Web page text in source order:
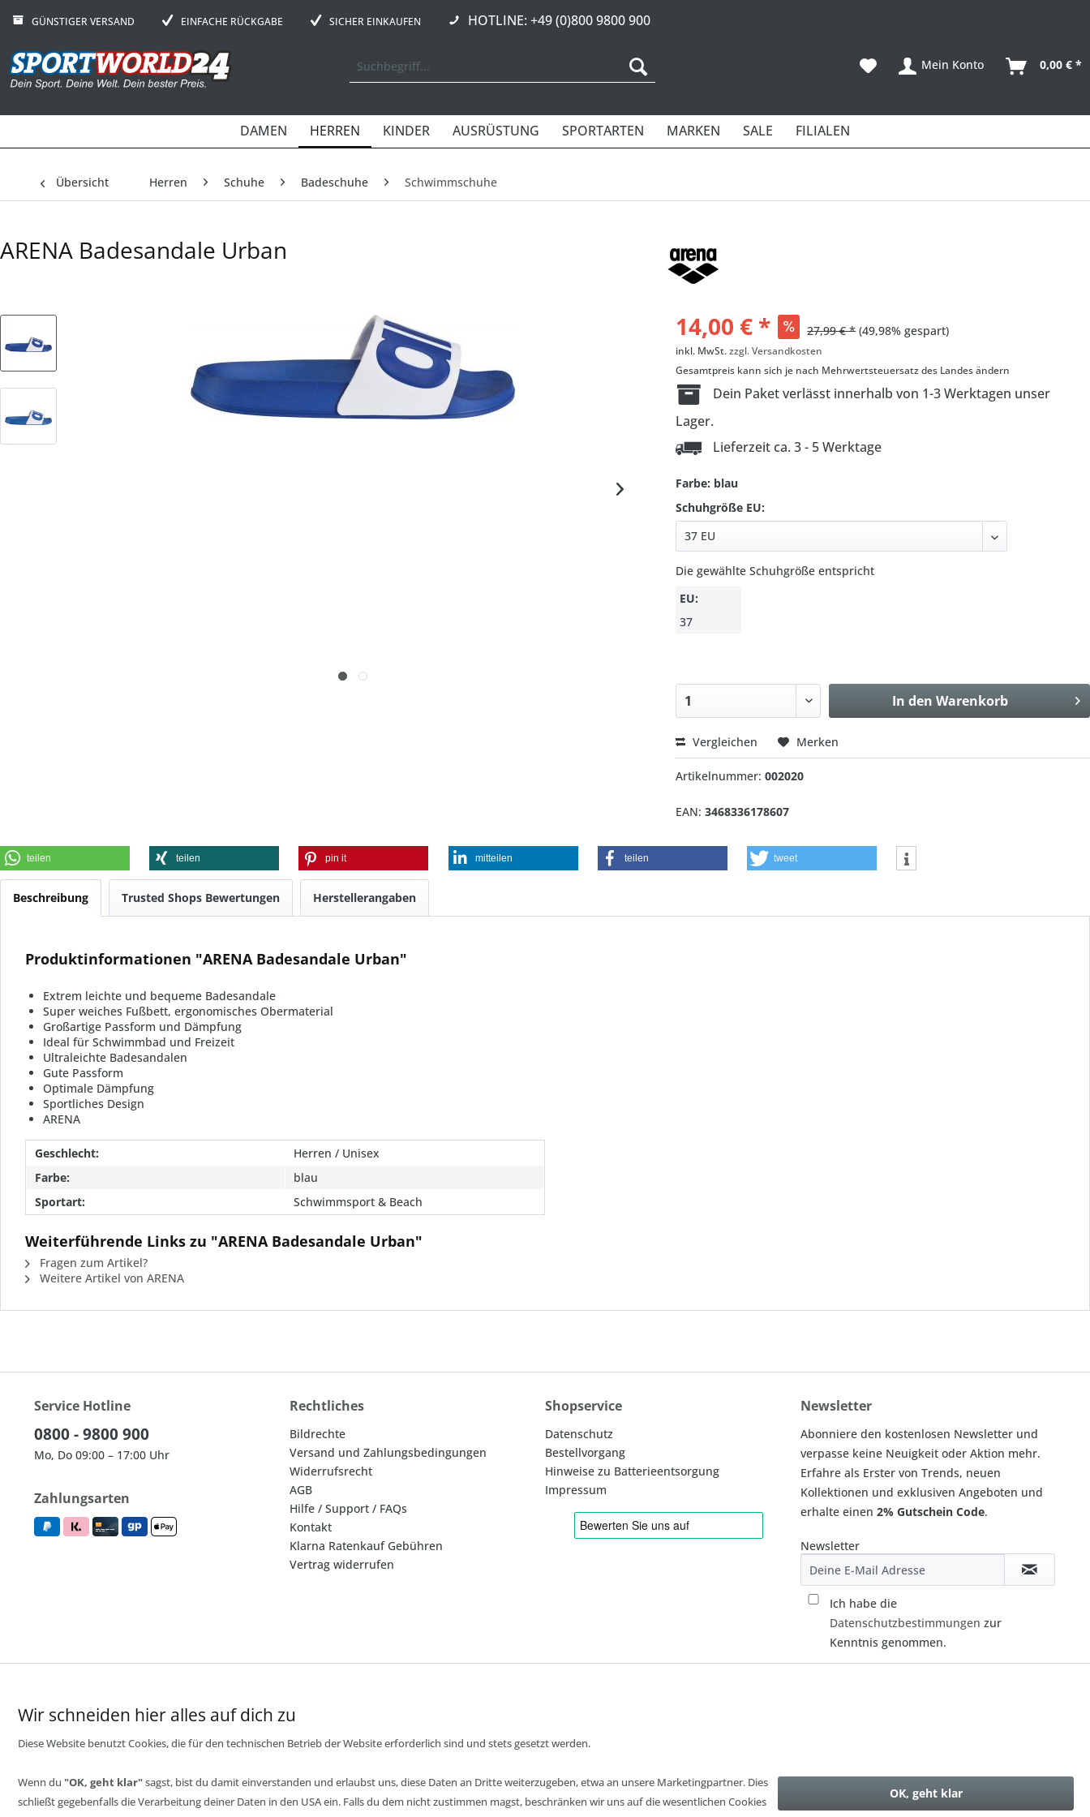
GÜNSTIGER VERSAND EINFACHE RÜCKGABE SICHER EINKAUFEN HOTLINE: +49 (0)800 9800 900
Mein Konto 0,00 € *
DAMEN HERREN KINDER AUSRÜSTUNG SPORTARTEN MARKEN SALE FILIALEN
Übersicht Herren Schuhe Badeschuhe Schwimmschuhe
ARENA Badesandale Urban
14,00 € * 27,99 € * (49,98% gespart)
inkl. MwSt.zzgl. Versandkosten
Gesamtpreis kann sich je nach Mehrwertsteuersatz des Landes ändern
Dein Paket verlässt innerhalb von 1-3 Werktagen unser
Lager.
Lieferzeit ca. 3 - 5 Werktage
Farbe: blau
Schuhgröße EU:
Die gewählte Schuhgröße entspricht
EU:
37
In den Warenkorb
Vergleichen Merken
Artikelnummer:002020
EAN:3468336178607
teilen teilen pin it mitteilen teilen tweet
Beschreibung Trusted Shops Bewertungen Herstellerangaben
Produktinformationen "ARENA Badesandale Urban"
Extrem leichte und bequeme Badesandale
Super weiches Fußbett, ergonomisches Obermaterial
Großartige Passform und Dämpfung
Ideal für Schwimmbad und Freizeit
Ultraleichte Badesandalen
Gute Passform
Optimale Dämpfung
Sportliches Design
ARENA
Geschlecht:
Herren / Unisex
Farbe:
blau
Sportart:
Schwimmsport & Beach
Weiterführende Links zu "ARENA Badesandale Urban"
Fragen zum Artikel?
Weitere Artikel von ARENA
Service Hotline
0800 - 9800 900
Mo, Do 09:00 – 17:00 Uhr
Zahlungsarten
Rechtliches
Bildrechte
Versand und Zahlungsbedingungen
Widerrufsrecht
AGB
Hilfe / Support / FAQs
Kontakt
Klarna Ratenkauf Gebühren
Vertrag widerrufen
Shopservice
Datenschutz
Bestellvorgang
Hinweise zu Batterieentsorgung
Impressum
Newsletter
Abonniere den kostenlosen Newsletter und
verpasse keine Neuigkeit oder Aktion mehr.
Erfahre als Erster von Trends, neuen
Kollektionen und exklusiven Angeboten und
erhalte einen 2% Gutschein Code.
Newsletter
Ich habe die
Datenschutzbestimmungen zur
Kenntnis genommen.
Wir schneiden hier alles auf dich zu
Diese Website benutzt Cookies, die für den technischen Betrieb der Website erforderlich sind und stets gesetzt werden.
Wenn du "OK, geht klar"sagst, bist du damit einverstanden und erlaubst uns, diese Daten an Dritte weiterzugeben, etwa an unsere Marketingpartner. Dies
schließt gegebenfalls die Verarbeitung deiner Daten in den USA ein. Falls du dem nicht zustimmen magst, beschränken wir uns auf die wesentlichen Cookies
OK, geht klar